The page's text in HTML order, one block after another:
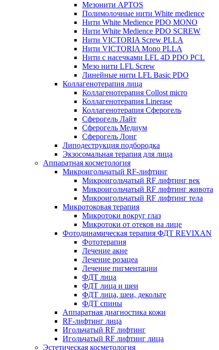
Мезонити APTOS
Полимолочные нити White medience
Нити White Medience PDO MONO
Нити White Medience PDO SCREW
Нити VICTORIA Screw PLLA
Нити VICTORIA Mono PLLA
Нити с насечками LFL 4D PDO PCL
Мезо нити LFL Screw
Линейные нити LFL Basic PDO
Коллагенотерапия лица
Коллагенотерапия Collost micro
Коллагенотерапия Linerase
Коллагенотерапия Сферогель
Сферогель Лайт
Сферогель Медиум
Сферогель Лонг
Липодеструкция подбородка
Экзосомальная терапия для лица
Аппаратная косметология
Микроигольчатый RF-лифтинг
Микроигольчатый RF лифтинг век
Микроигольчатый RF лифтинг живота
Микроигольчатый RF лифтинг тела
Микротоковая терапия
Микротоки вокруг глаз
Микротоки от отеков на лице
Фотодинамическая терапия ФДТ REVIXAN
Фототерапия
Лечение акне
Лечение розацеа
Лечение пигментации
ФДТ лица
ФДТ лица и шеи
ФДТ лица, шеи, декольте
ФДТ спины
Аппаратная диагностика кожи
RF-лифтинг лица
Игольчатый RF лифтинг
Игольчатый RF лифтинг лица
Эстетическая косметология